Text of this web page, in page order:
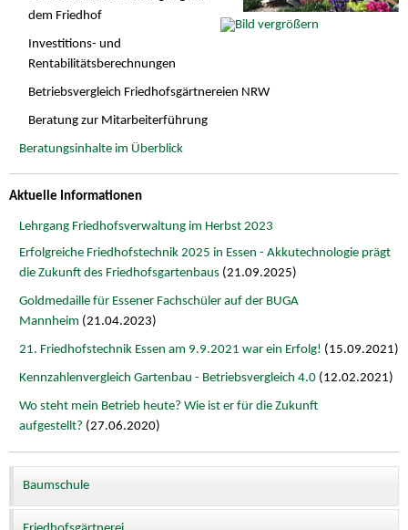
dem Friedhof
Investitions- und
Rentabilitätsberechnungen
Betriebsvergleich Friedhofsgärtnereien NRW
Beratung zur Mitarbeiterführung
Beratungsinhalte im Überblick
Aktuelle Informationen
Lehrgang Friedhofsverwaltung im Herbst 2023
Erfolgreiche Friedhofstechnik 2025 in Essen - Akkutechnologie prägt
die Zukunft des Friedhofsgartenbaus(21.09.2025)
Goldmedaille für Essener Fachschüler auf der BUGA
Mannheim (21.04.2023)
21. Friedhofstechnik Essen am 9.9.2021 war ein Erfolg! (15.09.2021)
Kennzahlenvergleich Gartenbau - Betriebsvergleich 4.0(12.02.2021)
Wo steht mein Betrieb heute? Wie ist er für die Zukunft
aufgestellt? (27.06.2020)
Baumschule